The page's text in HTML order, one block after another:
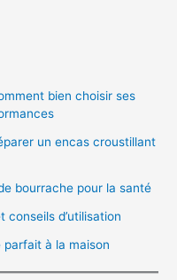
bien choisir ses
un encas croustillant
bourrache pour la santé
conseils d’utilisation
à la maison